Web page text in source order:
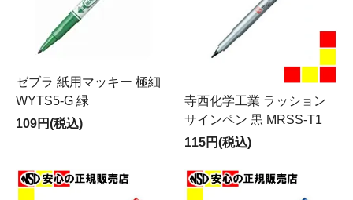
ゼブラ 紙用マッキー 極細
WYTS5-G 緑
109円(税込)
寺西化学工業 ラッション
サインペン 黒 MRSS-T1
115円(税込)